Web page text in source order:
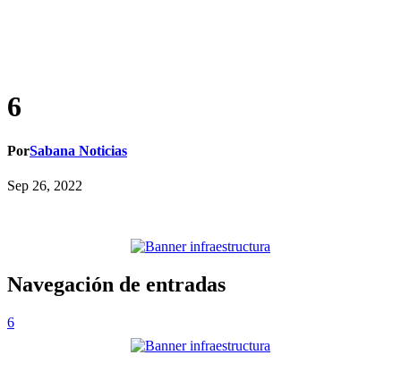
6
PorSabana Noticias
Sep 26, 2022
Navegación de entradas
6